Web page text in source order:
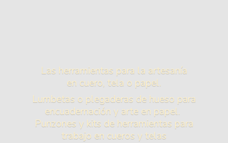
Las herramientas para la artesanía
en cuero, tela o papel.
Lumbetas o plegaderas de hueso para
encuadernación y arte en papel.
Punzones y kits de herramientas para
trabajo en cueros y telas